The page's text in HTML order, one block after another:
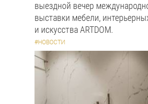
выездной вечер
выставки мебели,
и искусства ARTDOM.
#НОВОСТИ